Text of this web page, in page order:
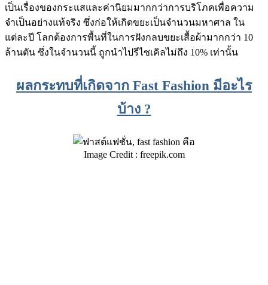
เป็นเรื่องของกระแสและค่านิยมมากกว่าการบริโภคเพื่อความ
จำเป็นอย่างแท้จริง ซึ่งก่อให้เกิดขยะเป็นจำนวนมหาศาล ใน
แต่ละปี โลกต้องการพื้นที่ในการฝังกลบขยะเสื้อผ้ามากกว่า 10
ล้านตัน ซึ่งในจำนวนนี้ ถูกนำไปรีไซเคิลไม่ถึง 10% เท่านั้น
ผลกระทบที่เกิดจาก Fast Fashion มีอะไร
บ้าง ?
Image Credit : freepik.com